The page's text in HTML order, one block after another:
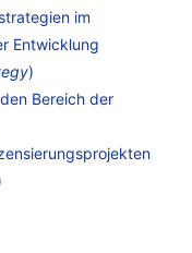
im
Entwicklung
)
Bereich der